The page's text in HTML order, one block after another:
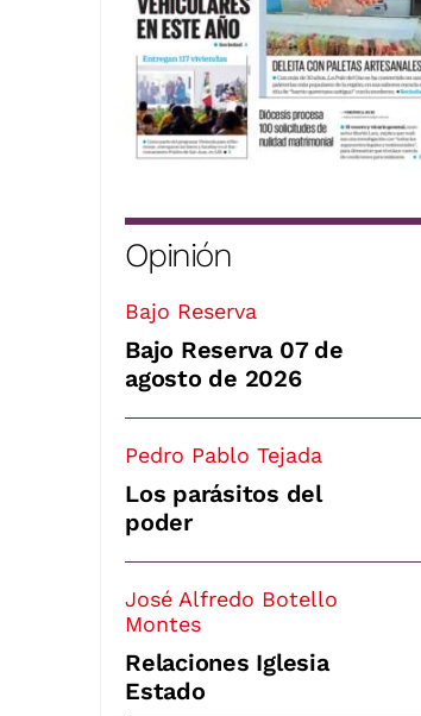
Opinión
Bajo Reserva
Bajo Reserva 07 de
agosto de 2026
Pedro Pablo Tejada
Los parásitos del
poder
José Alfredo Botello
Montes
Relaciones Iglesia
Estado